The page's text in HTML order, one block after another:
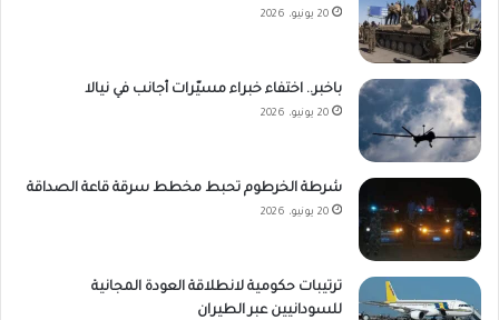
20 يونيو، 2026
باخبر.. اختفاء خبراء مسيّرات أجانب في نيالا
20 يونيو، 2026
شرطة الخرطوم تحبط مخطط سرقة قاعة الصداقة
20 يونيو، 2026
ترتيبات حكومية لانطلاقة العودة المجانية
للسودانيين عبر الطيران